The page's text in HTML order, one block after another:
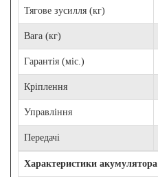
Тягове зусилля (кг)
Вага (кг)
Гарантія (міс.)
Кріплення
Управління
Передачі
Характеристики акумулятора